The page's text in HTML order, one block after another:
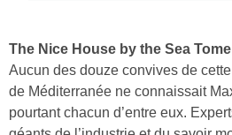
The Nice House by the Sea
Aucun des douze convives de
de Méditerranée ne connaissait
pourtant chacun d’entre eux.